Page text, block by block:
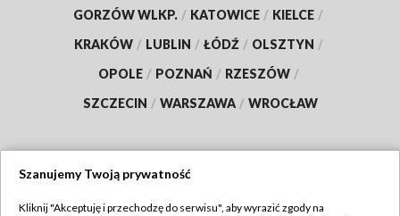
GORZÓW WLKP. / KATOWICE / KIELCE /
KRAKÓW / LUBLIN / ŁÓDŹ / OLSZTYN /
OPOLE / POZNAŃ / RZESZÓW /
SZCZECIN / WARSZAWA / WROCŁAW
Szanujemy Twoją prywatność
Kliknij "Akceptuję i przechodzę do serwisu", aby wyrazić zgody na